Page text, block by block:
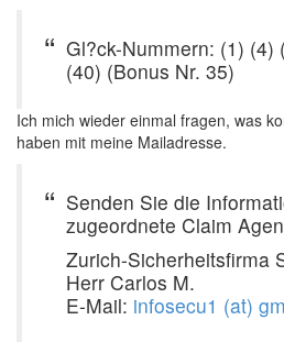
Gl?ck-Nummern: (1) (4)
(40) (Bonus Nr. 35)
Ich mich wieder einmal fragen, was
haben mit meine Mailadresse.
Senden Sie die
zugeordnete Claim
Zurich-Sicherheitsfirma
Herr Carlos M.
E-Mail: infosecu1 (at)